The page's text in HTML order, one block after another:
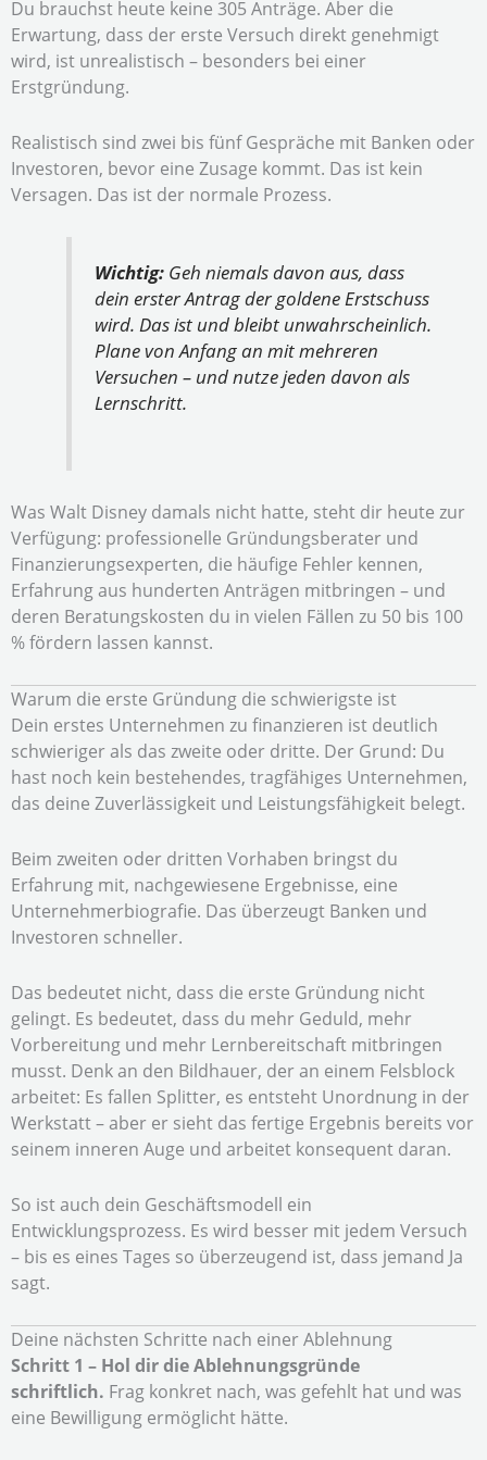
Du brauchst heute keine 305 Anträge. Aber die
Erwartung, dass der erste Versuch direkt genehmigt
wird, ist unrealistisch – besonders bei einer
Erstgründung.
Realistisch sind zwei bis fünf Gespräche mit Banken oder
Investoren, bevor eine Zusage kommt. Das ist kein
Versagen. Das ist der normale Prozess.
Wichtig:Geh niemals davon aus, dass
dein erster Antrag der goldene Erstschuss
wird. Das ist und bleibt unwahrscheinlich.
Plane von Anfang an mit mehreren
Versuchen – und nutze jeden davon als
Lernschritt.
Was Walt Disney damals nicht hatte, steht dir heute zur
Verfügung: professionelle Gründungsberater und
Finanzierungsexperten, die häufige Fehler kennen,
Erfahrung aus hunderten Anträgen mitbringen – und
deren Beratungskosten du in vielen Fällen zu 50 bis 100
% fördern lassen kannst.
Warum die erste Gründung die schwierigste ist
Dein erstes Unternehmen zu finanzieren ist deutlich
schwieriger als das zweite oder dritte. Der Grund: Du
hast noch kein bestehendes, tragfähiges Unternehmen,
das deine Zuverlässigkeit und Leistungsfähigkeit belegt.
Beim zweiten oder dritten Vorhaben bringst du
Erfahrung mit, nachgewiesene Ergebnisse, eine
Unternehmerbiografie. Das überzeugt Banken und
Investoren schneller.
Das bedeutet nicht, dass die erste Gründung nicht
gelingt. Es bedeutet, dass du mehr Geduld, mehr
Vorbereitung und mehr Lernbereitschaft mitbringen
musst. Denk an den Bildhauer, der an einem Felsblock
arbeitet: Es fallen Splitter, es entsteht Unordnung in der
Werkstatt – aber er sieht das fertige Ergebnis bereits vor
seinem inneren Auge und arbeitet konsequent daran.
So ist auch dein Geschäftsmodell ein
Entwicklungsprozess. Es wird besser mit jedem Versuch
– bis es eines Tages so überzeugend ist, dass jemand Ja
sagt.
Deine nächsten Schritte nach einer Ablehnung
Schritt 1 – Hol dir die Ablehnungsgründe
schriftlich. Frag konkret nach, was gefehlt hat und was
eine Bewilligung ermöglicht hätte.